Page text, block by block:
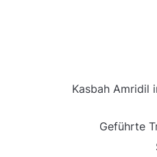
Kasbah Amridil
Geführte